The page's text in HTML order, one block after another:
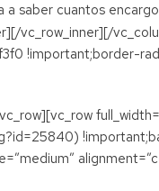
a saber cuantos
vc_row_inner][/
!important;border-